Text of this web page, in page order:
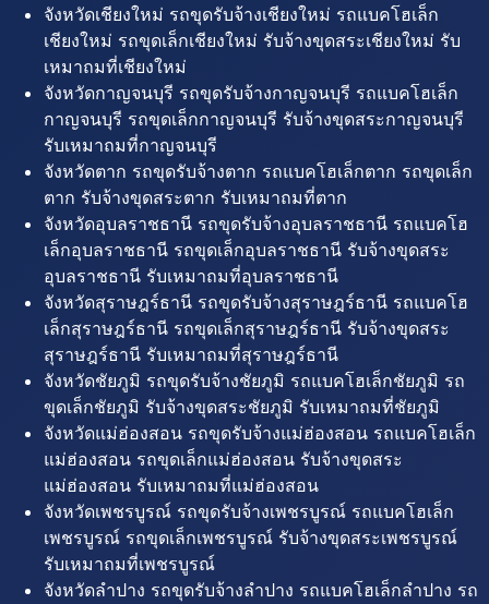
จังหวัดเชียงใหม่ รถขุดรับจ้างเชียงใหม่ รถแบคโฮเล็ก
เชียงใหม่ รถขุดเล็กเชียงใหม่ รับจ้างขุดสระเชียงใหม่ รับ
เหมาถมที่เชียงใหม่
จังหวัดกาญจนบุรี รถขุดรับจ้างกาญจนบุรี รถแบคโฮเล็ก
กาญจนบุรี รถขุดเล็กกาญจนบุรี รับจ้างขุดสระกาญจนบุรี
รับเหมาถมที่กาญจนบุรี
จังหวัดตาก รถขุดรับจ้างตาก รถแบคโฮเล็กตาก รถขุดเล็ก
ตาก รับจ้างขุดสระตาก รับเหมาถมที่ตาก
จังหวัดอุบลราชธานี รถขุดรับจ้างอุบลราชธานี รถแบคโฮ
เล็กอุบลราชธานี รถขุดเล็กอุบลราชธานี รับจ้างขุดสระ
อุบลราชธานี รับเหมาถมที่อุบลราชธานี
จังหวัดสุราษฎร์ธานี รถขุดรับจ้างสุราษฎร์ธานี รถแบคโฮ
เล็กสุราษฎร์ธานี รถขุดเล็กสุราษฎร์ธานี รับจ้างขุดสระ
สุราษฎร์ธานี รับเหมาถมที่สุราษฎร์ธานี
จังหวัดชัยภูมิ รถขุดรับจ้างชัยภูมิ รถแบคโฮเล็กชัยภูมิ รถ
ขุดเล็กชัยภูมิ รับจ้างขุดสระชัยภูมิ รับเหมาถมที่ชัยภูมิ
จังหวัดแม่ฮ่องสอน รถขุดรับจ้างแม่ฮ่องสอน รถแบคโฮเล็ก
แม่ฮ่องสอน รถขุดเล็กแม่ฮ่องสอน รับจ้างขุดสระ
แม่ฮ่องสอน รับเหมาถมที่แม่ฮ่องสอน
จังหวัดเพชรบูรณ์ รถขุดรับจ้างเพชรบูรณ์ รถแบคโฮเล็ก
เพชรบูรณ์ รถขุดเล็กเพชรบูรณ์ รับจ้างขุดสระเพชรบูรณ์
รับเหมาถมที่เพชรบูรณ์
จังหวัดลำปาง รถขุดรับจ้างลำปาง รถแบคโฮเล็กลำปาง รถ